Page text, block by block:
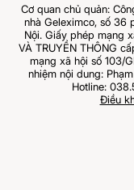
Cơ quan chủ quản:
nhà Geleximco, số 36
Nội. Giấy phép mạng
VÀ TRUYỀN THÔNG
mạng xã hội số 103/
nhiệm nội dung:
Hotline:
Điều